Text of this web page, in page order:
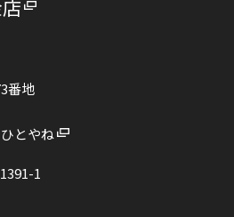
番地
とやね
1